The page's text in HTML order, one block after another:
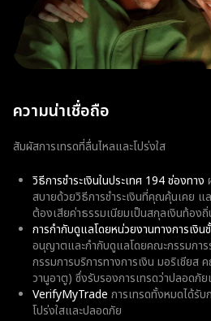
ความน่าเชื่อถือ
สัมผัสการเทรดที่ลื่นไหลและโปร่งใส
วิธีการชำระเงินในประเทศ 194 ช่องทาง
สบายด้วยวิธีการชำระเงินที่คุณคุ้นเคย แ
ต้องเสียค่าธรรมเนียมเป็นสกุลเงินท้อง
การกำกับดูแลโดยหน่วยงานทางการเงิน
อนุญาตและกำกับดูแลโดยคณะกรรมกา
กรรมการบริการทางการเงิน มอริเชียส
วานูอาตู) ซึ่งรับรองการเทรดว่าปลอดภั
VerifyMyTrade การเทรดทั้งหมดได้รับ
โปร่งใสและปลอดภัย